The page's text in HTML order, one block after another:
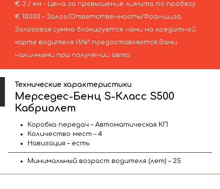
€ 3 / км – Цена за превышение лимита по пробегу
€ 10000 – Залог/Ответственность/Франшиза.
Залоговая сумма блокируется нами на кредитной
карте водителя ИЛИ предоставляется Вами
наличными при получении авто.
Технические характеристики
Мерседес-Бенц S-Класс S500
Кабриолет
Коробка передач – Автоматическая КП
Количество мест – 4
Навигация – есть
Минимальный возраст водителя (лет) – 25